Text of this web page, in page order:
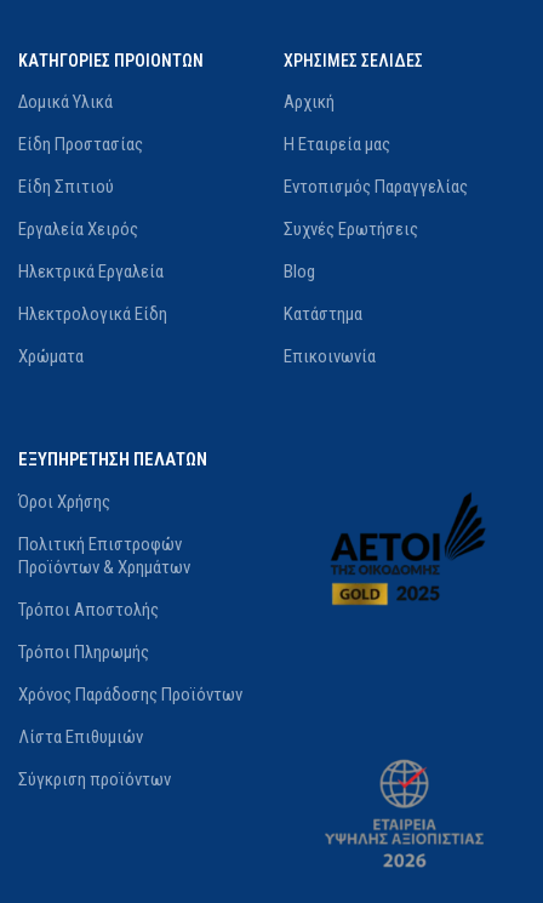
ΚΑΤΗΓΟΡΙΕΣ ΠΡΟΙΟΝΤΩΝ
Δομικά Υλικά
Είδη Προστασίας
Είδη Σπιτιού
Εργαλεία Χειρός
Ηλεκτρικά Εργαλεία
Ηλεκτρολογικά Είδη
Χρώματα
ΧΡΗΣΙΜΕΣ ΣΕΛΙΔΕΣ
Αρχική
Η Εταιρεία μας
Εντοπισμός Παραγγελίας
Συχνές Ερωτήσεις
Blog
Κατάστημα
Επικοινωνία
ΕΞΥΠΗΡΕΤΗΣΗ ΠΕΛΑΤΩΝ
Όροι Χρήσης
Πολιτική Επιστροφών
Προϊόντων & Χρημάτων
Τρόποι Αποστολής
Τρόποι Πληρωμής
Χρόνος Παράδοσης Προϊόντων
Λίστα Επιθυμιών
Σύγκριση προϊόντων